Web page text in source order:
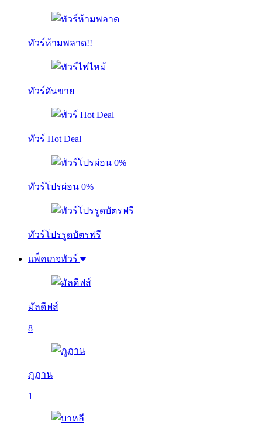
ทัวร์ห้ามพลาด!!
ทัวร์ดันขาย
ทัวร์ Hot Deal
ทัวร์โปรผ่อน 0%
ทัวร์โปรรูดบัตรฟรี
แพ็คเกจทัวร์
มัลดีฟส์
8
ภูฏาน
1